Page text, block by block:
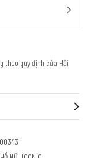
theo quy định của Hải